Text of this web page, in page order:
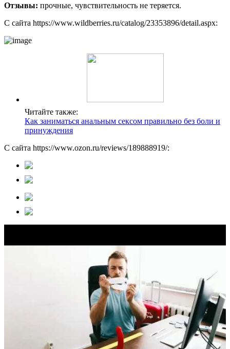
Отзывы: прочные, чувствительность не теряется.
С сайта https://www.wildberries.ru/catalog/23353896/detail.aspx:
Читайте также:
Как заниматься анальным сексом правильно без боли и
принуждения
С сайта https://www.ozon.ru/reviews/189888919/: